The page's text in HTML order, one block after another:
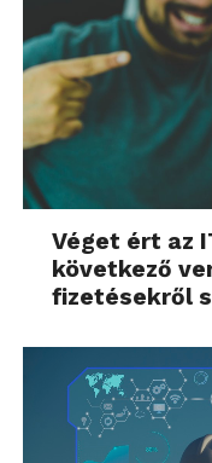
Véget ért az
következő
fizetésekről